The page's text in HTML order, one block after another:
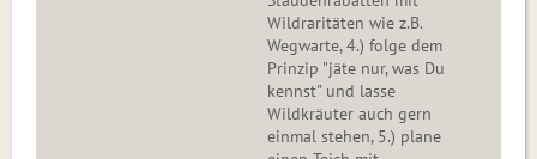
Wildraritäten wie z.B.
Wegwarte, 4.) folge dem
Prinzip "jäte nur, was Du
kennst" und lasse
Wildkräuter auch gern
einmal stehen, 5.) plane